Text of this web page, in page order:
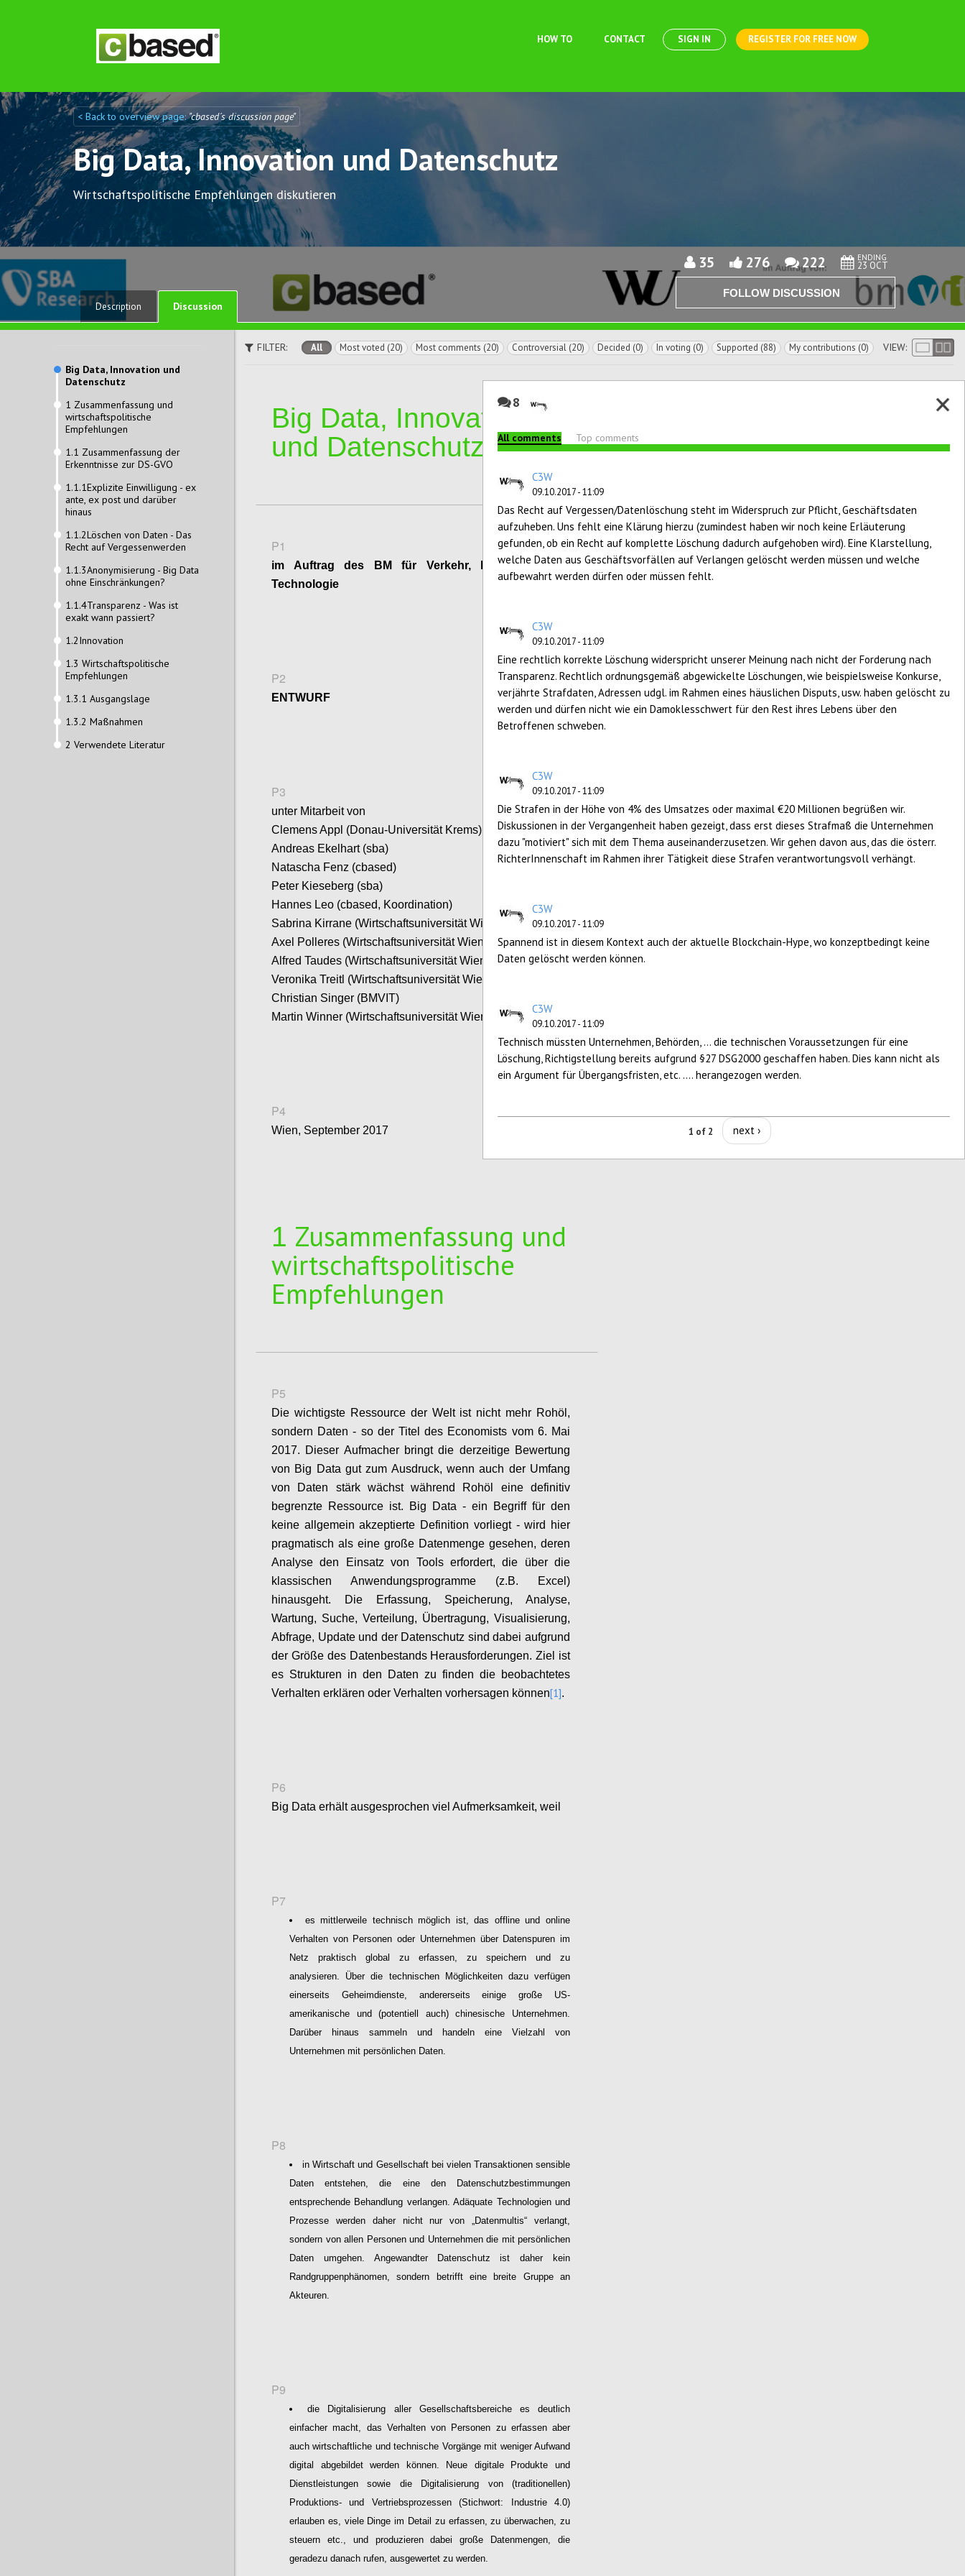
HOW TO CONTACT SIGN IN REGISTER FOR FREE NOW
Discuto
Discuto < Back to overview page:"cbased´s discussion page"
Big Data, Innovation und Datenschutz
Wirtschaftspolitische Empfehlungen diskutieren
35 276 222 ENDING
23 OCT
FOLLOW DISCUSSION
Description
Discussion
Big Data, Innovation und
Datenschutz
1 Zusammenfassung und
wirtschaftspolitische
Empfehlungen
1.1 Zusammenfassung der
Erkenntnisse zur DS-GVO
1.1.1Explizite Einwilligung - ex
ante, ex post und darüber
hinaus
1.1.2Löschen von Daten - Das
Recht auf Vergessenwerden
1.1.3Anonymisierung - Big Data
ohne Einschränkungen?
1.1.4Transparenz - Was ist
exakt wann passiert?
1.2Innovation
1.3 Wirtschaftspolitische
Empfehlungen
1.3.1 Ausgangslage
1.3.2 Maßnahmen
2 Verwendete Literatur
FILTER: All Most voted (20) Most comments (20) Controversial (20) Decided (0) In voting (0) Supported (88) My contributions (0) VIEW:
Big Data, Innovation
und Datenschutz
P1
im Auftrag des BM für Verkehr, Innovation und
Technologie
P2
Configure
ENTWURF
P3
Configure
unter Mitarbeit von
Clemens Appl (Donau-Universität Krems)
Andreas Ekelhart (sba)
Natascha Fenz (cbased)
Peter Kieseberg (sba)
Hannes Leo (cbased, Koordination)
Sabrina Kirrane (Wirtschaftsuniversität Wien)
Axel Polleres (Wirtschaftsuniversität Wien)
Alfred Taudes (Wirtschaftsuniversität Wien)
Veronika Treitl (Wirtschaftsuniversität Wien)
Christian Singer (BMVIT)
Martin Winner (Wirtschaftsuniversität Wien)
P4
Configure
Wien, September 2017
1 Zusammenfassung und
wirtschaftspolitische
Empfehlungen
P5
Die wichtigste Ressource der Welt ist nicht mehr Rohöl,
sondern Daten - so der Titel des Economists vom 6. Mai
2017. Dieser Aufmacher bringt die derzeitige Bewertung
von Big Data gut zum Ausdruck, wenn auch der Umfang
von Daten stärk wächst während Rohöl eine definitiv
begrenzte Ressource ist. Big Data - ein Begriff für den
keine allgemein akzeptierte Definition vorliegt - wird hier
pragmatisch als eine große Datenmenge gesehen, deren
Analyse den Einsatz von Tools erfordert, die über die
klassischen Anwendungsprogramme (z.B. Excel)
hinausgeht. Die Erfassung, Speicherung, Analyse,
Wartung, Suche, Verteilung, Übertragung, Visualisierung,
Abfrage, Update und der Datenschutz sind dabei aufgrund
der Größe des Datenbestands Herausforderungen. Ziel ist
es Strukturen in den Daten zu finden die beobachtetes
Verhalten erklären oder Verhalten vorhersagen können[1].
P6
Big Data erhält ausgesprochen viel Aufmerksamkeit, weil
P7
es mittlerweile technisch möglich ist, das offline und online
Verhalten von Personen oder Unternehmen über Datenspuren im
Netz praktisch global zu erfassen, zu speichern und zu
analysieren. Über die technischen Möglichkeiten dazu verfügen
einerseits Geheimdienste, andererseits einige große US-
amerikanische und (potentiell auch) chinesische Unternehmen.
Darüber hinaus sammeln und handeln eine Vielzahl von
Unternehmen mit persönlichen Daten.
P8
in Wirtschaft und Gesellschaft bei vielen Transaktionen sensible
Daten entstehen, die eine den Datenschutzbestimmungen
entsprechende Behandlung verlangen. Adäquate Technologien und
Prozesse werden daher nicht nur von „Datenmultis“ verlangt,
sondern von allen Personen und Unternehmen die mit persönlichen
Daten umgehen. Angewandter Datenschutz ist daher kein
Randgruppenphänomen, sondern betrifft eine breite Gruppe an
Akteuren.
P9
die Digitalisierung aller Gesellschaftsbereiche es deutlich
einfacher macht, das Verhalten von Personen zu erfassen aber
auch wirtschaftliche und technische Vorgänge mit weniger Aufwand
digital abgebildet werden können. Neue digitale Produkte und
Dienstleistungen sowie die Digitalisierung von (traditionellen)
Produktions- und Vertriebsprozessen (Stichwort: Industrie 4.0)
erlauben es, viele Dinge im Detail zu erfassen, zu überwachen, zu
steuern etc., und produzieren dabei große Datenmengen, die
geradezu danach rufen, ausgewertet zu werden.
8
All comments Top comments
C3W
09.10.2017 - 11:09
Das Recht auf Vergessen/Datenlöschung steht im Widerspruch zur Pflicht, Geschäftsdaten
aufzuheben. Uns fehlt eine Klärung hierzu (zumindest haben wir noch keine Erläuterung
gefunden, ob ein Recht auf komplette Löschung dadurch aufgehoben wird). Eine Klarstellung,
welche Daten aus Geschäftsvorfällen auf Verlangen gelöscht werden müssen und welche
aufbewahrt werden dürfen oder müssen fehlt.
C3W
09.10.2017 - 11:09
Eine rechtlich korrekte Löschung widerspricht unserer Meinung nach nicht der Forderung nach
Transparenz. Rechtlich ordnungsgemäß abgewickelte Löschungen, wie beispielsweise Konkurse,
verjährte Strafdaten, Adressen udgl. im Rahmen eines häuslichen Disputs, usw. haben gelöscht zu
werden und dürfen nicht wie ein Damoklesschwert für den Rest ihres Lebens über den
Betroffenen schweben.
C3W
09.10.2017 - 11:09
Die Strafen in der Höhe von 4% des Umsatzes oder maximal €20 Millionen begrüßen wir.
Diskussionen in der Vergangenheit haben gezeigt, dass erst dieses Strafmaß die Unternehmen
dazu "motiviert" sich mit dem Thema auseinanderzusetzen. Wir gehen davon aus, das die österr.
RichterInnenschaft im Rahmen ihrer Tätigkeit diese Strafen verantwortungsvoll verhängt.
C3W
09.10.2017 - 11:09
Spannend ist in diesem Kontext auch der aktuelle Blockchain-Hype, wo konzeptbedingt keine
Daten gelöscht werden können.
C3W
09.10.2017 - 11:09
Technisch müssten Unternehmen, Behörden, ... die technischen Voraussetzungen für eine
Löschung, Richtigstellung bereits aufgrund §27 DSG2000 geschaffen haben. Dies kann nicht als
ein Argument für Übergangsfristen, etc. .... herangezogen werden.
1 of 2 next ›